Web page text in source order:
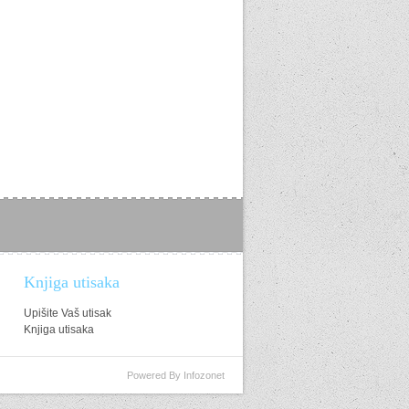
Knjiga utisaka
Upišite Vaš utisak
Knjiga utisaka
Powered By Infozonet